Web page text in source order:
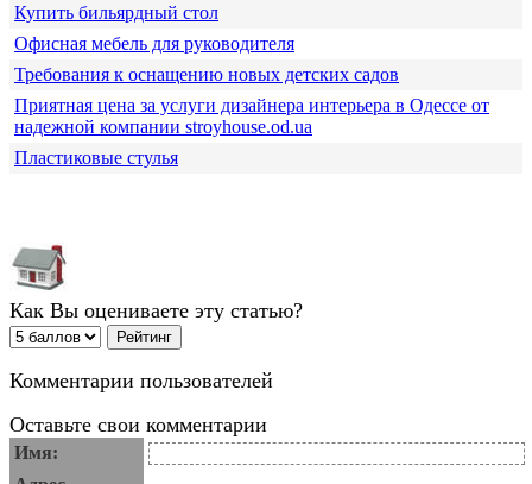
Купить бильярдный стол
Офисная мебель для руководителя
Требования к оснащению новых детских садов
Приятная цена за услуги дизайнера интерьера в Одессе от
надежной компании stroyhouse.od.ua
Пластиковые стулья
Как Вы оцениваете эту статью?
Комментарии пользователей
Оставьте свои комментарии
Имя: